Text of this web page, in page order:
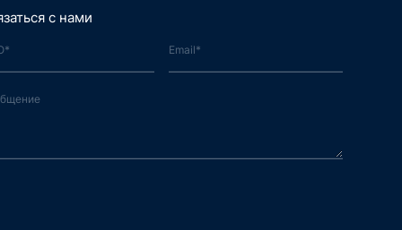
с нами